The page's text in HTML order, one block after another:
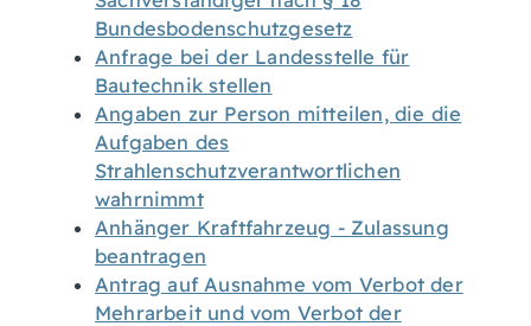
Bundesbodenschutzgesetz
Anfrage bei der Landesstelle für
Bautechnik stellen
Angaben zur Person mitteilen, die die
Aufgaben des
Strahlenschutzverantwortlichen
wahrnimmt
Anhänger Kraftfahrzeug - Zulassung
beantragen
Antrag auf Ausnahme vom Verbot der
Mehrarbeit und vom Verbot der